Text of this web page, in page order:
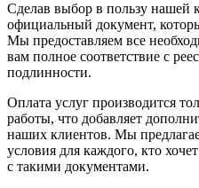
Сделав выбор в пользу нашей
официальный документ,
Мы предоставляем все
вам полное соответствие с
подлинности.
Оплата услуг производится
работы, что добавляет
наших клиентов. Мы
условия для каждого, кто
с такими документами.